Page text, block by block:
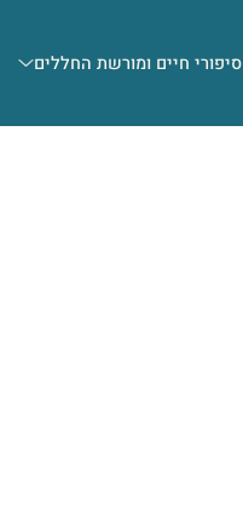
סיפורי חיים ומורשת החללים